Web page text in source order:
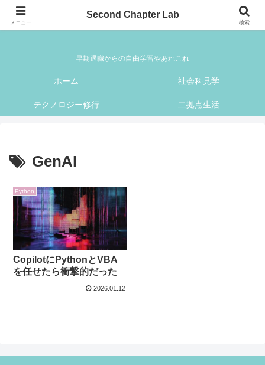
Second Chapter Lab
早期退職からの自由学習やあれこれ
ホーム 社会科見学
テクノロジー修行 二拠点生活
GenAI
Python
CopilotにPythonとVBA
を任せたら衝撃的だった
2026.01.12
メニュー
Second Chapter Lab
検索